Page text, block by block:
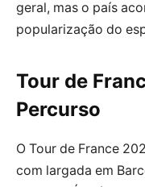
geral, mas o país
popularização do
Tour de
Percurso
O Tour de France
com largada em